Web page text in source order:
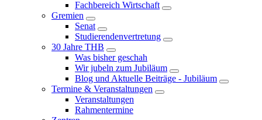
Fachbereich Wirtschaft
Gremien
Senat
Studierendenvertretung
30 Jahre THB
Was bisher geschah
Wir jubeln zum Jubiläum
Blog und Aktuelle Beiträge - Jubiläum
Termine & Veranstaltungen
Veranstaltungen
Rahmentermine